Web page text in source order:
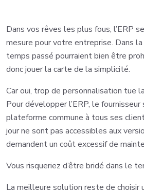
Dans vos rêves les plus fous, l’ERP
mesure pour votre entreprise. Dans
temps passé pourraient bien être
donc jouer la carte de la simplicité.
Car oui, trop de personnalisation tue
Pour développer l’ERP, le
plateforme commune à tous ses
jour ne sont pas accessibles aux
demandent un coût excessif de
Vous risqueriez d’être bridé dans le
La meilleure solution reste de choisir